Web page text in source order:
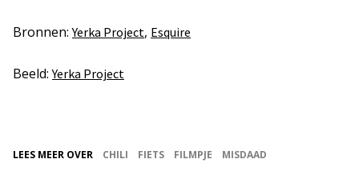
Bronnen:Yerka Project, Esquire
Beeld:Yerka Project
LEES MEER OVER CHILI FIETS FILMPJE
MISDAAD